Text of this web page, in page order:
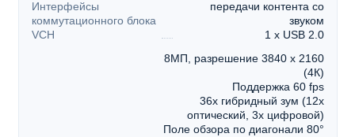
Интерфейсы
коммутационного блока
VCH
передачи контента со
звуком
1 x USB 2.0
8МП, разрешение 3840 х 2160
(4К)
Поддержка 60 fps
36х гибридный зум (12x
оптический, 3х цифровой)
Поле обзора по диагонали 80°